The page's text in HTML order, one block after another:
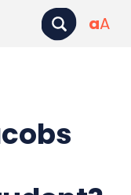
aA